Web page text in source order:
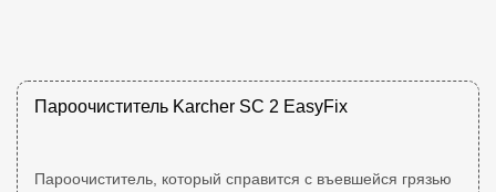
Пароочиститель Karcher SC 2 EasyFix
Пароочиститель, который справится с въевшейся грязью